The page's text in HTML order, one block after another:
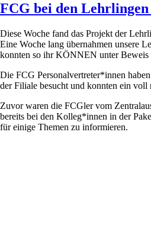
FCG bei den
Diese Woche fand das Projekt der
Eine Woche lang übernahmen unsere
konnten so ihr KÖNNEN unter Beweis
Die FCG Personalvertreter*innen
der Filiale besucht und konnten ein voll
Zuvor waren die FCGler vom
bereits bei den Kolleg*innen in der
für einige Themen zu informieren.